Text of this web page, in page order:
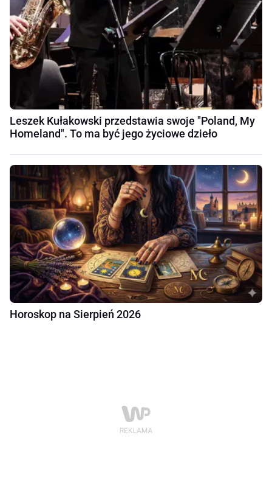
Leszek Kułakowski przedstawia swoje "Poland, My
Homeland". To ma być jego życiowe dzieło
Horoskop na Sierpień 2026